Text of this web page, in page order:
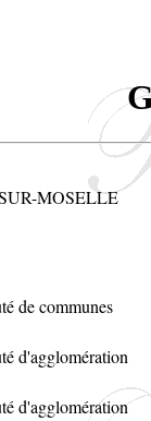
MOSELLE
de communes
d'agglomération
d'agglomération